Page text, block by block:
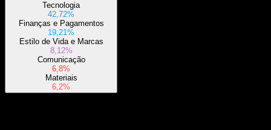
Tecnologia
42,72%
Finanças e Pagamentos
19,21%
Estilo de Vida e Marcas
8,12%
Comunicação
6,8%
Materiais
6,2%